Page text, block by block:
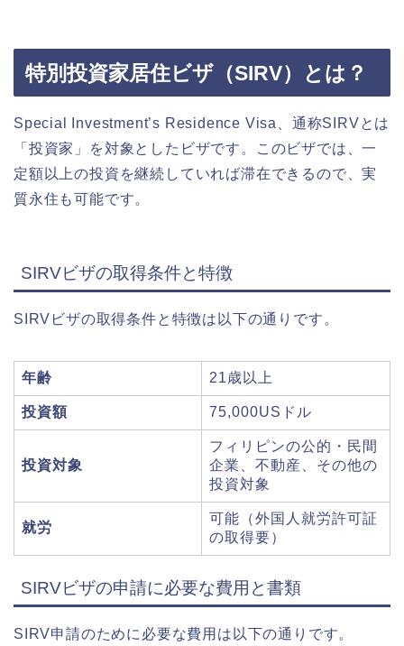
特別投資家居住ビザ（SIRV）とは？
Special Investment’s Residence Visa、通称SIRVとは
「投資家」を対象としたビザです。このビザでは、一
定額以上の投資を継続していれば滞在できるので、実
質永住も可能です。
SIRVビザの取得条件と特徴
SIRVビザの取得条件と特徴は以下の通りです。
年齢 21歳以上
投資額 75,000USドル
投資対象
フィリピンの公的・民間
企業、不動産、その他の
投資対象
就労
可能（外国人就労許可証
の取得要）
SIRVビザの申請に必要な費用と書類
SIRV申請のために必要な費用は以下の通りです。